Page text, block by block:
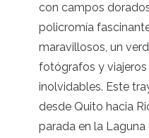
con campos
policromía
maravillosos, un
fotógrafos y viajeros
inolvidables. Este
desde Quito hacia
parada en la